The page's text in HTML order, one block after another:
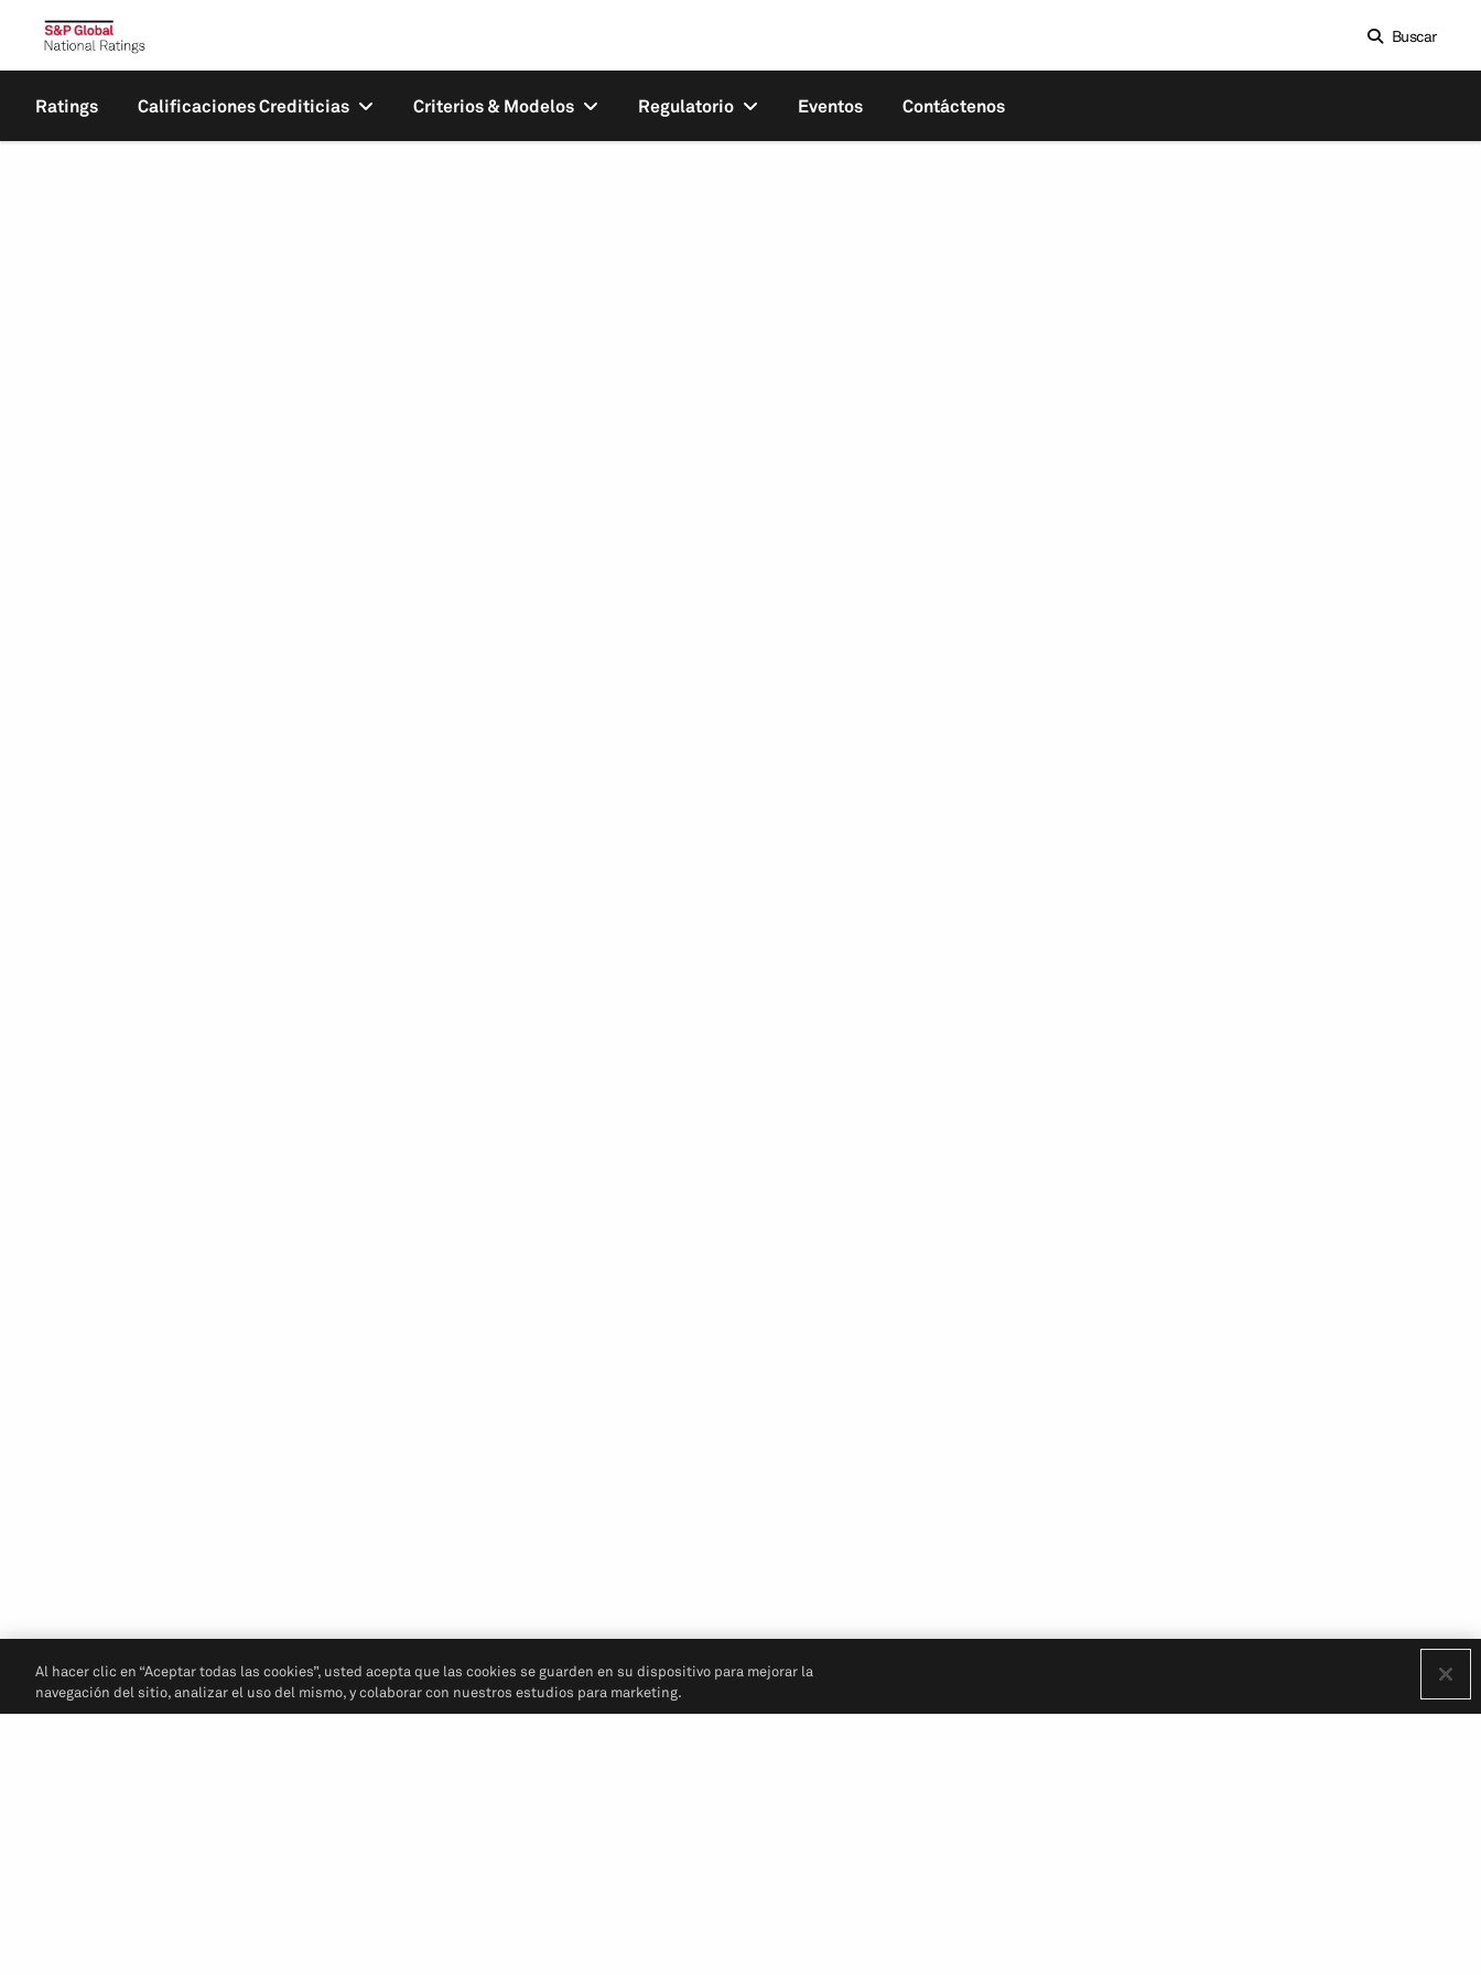
Buscar
Ratings Calificaciones Crediticias Criterios & Modelos Regulatorio Eventos Contáctenos
Al hacer clic en “Aceptar todas las cookies”, usted acepta que las cookies se guarden en su dispositivo para mejorar la
navegación del sitio, analizar el uso del mismo, y colaborar con nuestros estudios para marketing.